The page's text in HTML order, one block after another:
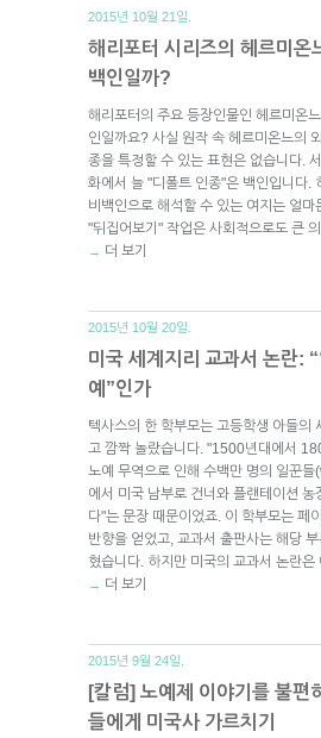
2015년 10월 21일.
해리포터 시리즈의 헤르미온
백인일까?
해리포터의 주요 등장인물인 헤르미온
인일까요? 사실 원작 속 헤르미온느의
종을 특정할 수 있는 표현은 없습니다.
화에서 늘 "디폴트 인종"은 백인입니다.
비백인으로 해석할 수 있는 여지는 얼마
"뒤집어보기" 작업은 사회적으로도 큰
→ 더 보기
2015년 10월 20일.
미국 세계지리 교과서 논란:
예”인가
텍사스의 한 학부모는 고등학생 아들의
고 깜짝 놀랐습니다. "1500년대에서
노예 무역으로 인해 수백만 명의 일꾼
에서 미국 남부로 건너와 플랜테이션 농
다"는 문장 때문이었죠. 이 학부모는 페
반향을 얻었고, 교과서 출판사는 해당
혔습니다. 하지만 미국의 교과서 논란은
→ 더 보기
2015년 9월 24일.
[칼럼] 노예제 이야기를 불편
들에게 미국사 가르치기